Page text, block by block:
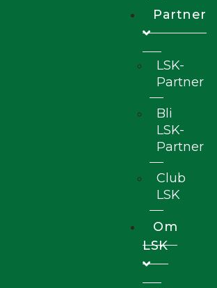
Partner
LSK-
Partner
Bli
LSK-
Partner
Club
LSK
Om
LSK